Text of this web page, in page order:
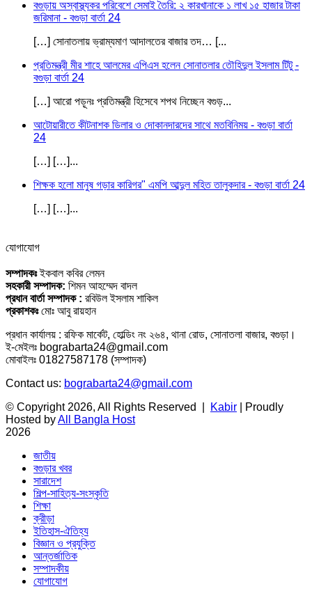
বগুড়ায় অস্বাস্থ্যকর পরিবেশে সেমাই তৈরি: ২ কারখানাকে ১ লাখ ১৫ হাজার টাকা
জরিমানা - বগুড়া বার্তা 24
[…] সোনাতলায় ভ্রাম্যমাণ আদালতের বাজার তদ… [...
প্রতিমন্ত্রী মীর শাহে আলমের এপিএস হলেন সোনাতলার তৌহিদুল ইসলাম টিটু -
বগুড়া বার্তা 24
[…] আরো পড়ূনঃ প্রতিমন্ত্রী হিসেবে শপথ নিচ্ছেন বগুড়...
আটোয়ারীতে কীটনাশক ডিলার ও দোকানদারদের সাথে মতবিনিময় - বগুড়া বার্তা
24
[…] […]...
শিক্ষক হলো মানুষ গড়ার কারিগর" এমপি আব্দুল মহিত তালুকদার - বগুড়া বার্তা 24
[…] […]...
যোগাযোগ
সম্পাদকঃইকবাল কবির লেমন
সহকারী সম্পাদক: শিমন আহম্মেদ বাদল
প্রধান বার্তা সম্পাদক : রবিউল ইসলাম শাকিল
প্রকাশকঃমোঃ আবু রায়হান
প্রধান কার্যালয় : রফিক মার্কেট, হোল্ডিং নং ২৬৪, থানা রোড, সোনাতলা বাজার, বগুড়া।
ই-মেইলঃ bograbarta24@gmail.com
মোবাইলঃ 01827587178 (সম্পাদক)
Contact us: bograbarta24@gmail.com
© Copyright 2026, All Rights Reserved |
Kabir | Proudly
Hosted byAll Bangla Host
2026
জাতীয়
বগুড়ার খবর
সারাদেশ
শিল্প-সাহিত্য-সংস্কৃতি
শিক্ষা
ক্রীড়া
ইতিহাস-ঐতিহ্য
বিজ্ঞান ও প্রযুক্তি
আন্তর্জাতিক
সম্পাদকীয়
যোগাযোগ